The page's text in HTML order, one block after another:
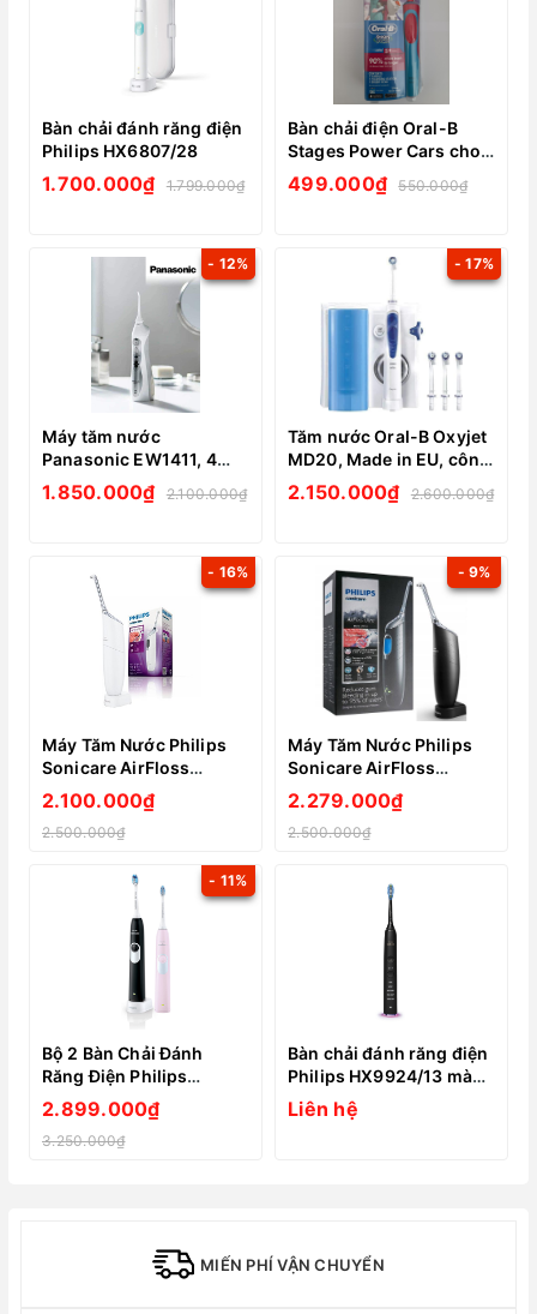
Bàn chải đánh răng điện
Philips HX6807/28
1.700.000₫ 1.799.000₫
Bàn chải điện Oral-B
Stages Power Cars cho
bé
499.000₫ 550.000₫
- 12%
Máy tăm nước
Panasonic EW1411, 4
chế độ làm sạch
1.850.000₫ 2.100.000₫
- 17%
Tăm nước Oral-B Oxyjet
MD20, Made in EU, công
nghệ bọt khí siêu nhỏ, 4
đầu phun cho cả gia
2.150.000₫ 2.600.000₫
- 16%
Máy Tăm Nước Philips
Sonicare AirFloss
HX8431/01
2.100.000₫
2.500.000₫
- 9%
Máy Tăm Nước Philips
Sonicare AirFloss
HX8431/01
2.279.000₫
2.500.000₫
- 11%
Bộ 2 Bàn Chải Đánh
Răng Điện Philips
Sonicare HX6232/41
2.899.000₫
3.250.000₫
Bàn chải đánh răng điện
Philips HX9924/13 màu
đen
Liên hệ
MIẾN PHÍ VẬN CHUYỂN